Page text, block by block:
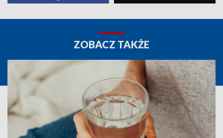
ZOBACZ TAKŻE